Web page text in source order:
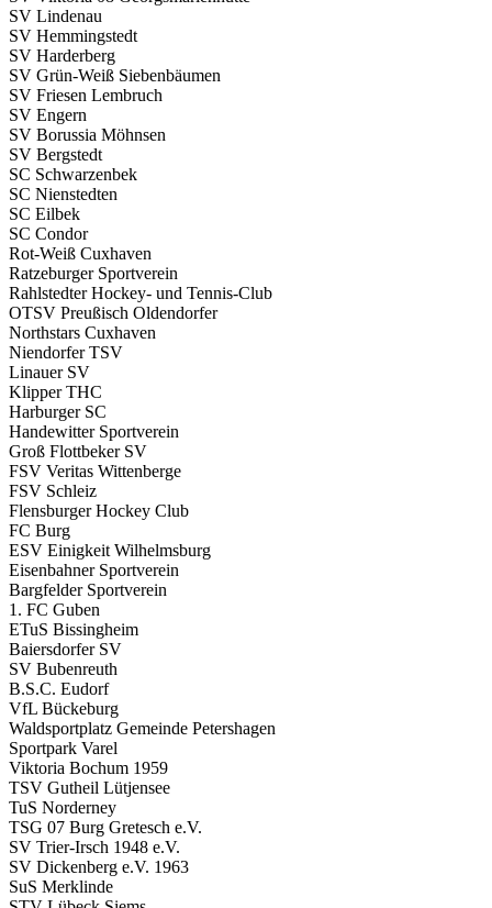
SV Lindenau
SV Hemmingstedt
SV Harderberg
SV Grün-Weiß Sieben­bäumen
SV Friesen Lembruch
SV Engern
SV Borussia Möhnsen
SV Bergstedt
SC Schwarzenbek
SC Nienstedten
SC Eilbek
SC Condor
Rot-Weiß Cuxhaven
Ratze­burger Sportverein
Rahlstedter Hockey- und Tennis-Club
OTSV Preußisch Oldendorfer
Northstars Cuxhaven
Niendorfer TSV
Linauer SV
Klipper THC
Harburger SC
Handewitter Sportverein
Groß Flottbeker SV
FSV Veritas Wittenberge
FSV Schleiz
Flensburger Hockey Club
FC Burg
ESV Einigkeit Wilhelmsburg
Eisenbahner Sportverein
Bargfelder Sportverein
1. FC Guben
ETuS Bissingheim
Baiersdorfer SV
SV Bubenreuth
B.S.C. Eudorf
VfL Bückeburg
Waldsportplatz Gemeinde Petershagen
Sportpark Varel
Viktoria Bochum 1959
TSV Gutheil Lütjensee
TuS Norderney
TSG 07 Burg Gretesch e.V.
SV Trier-Irsch 1948 e.V.
SV Dickenberg e.V. 1963
SuS Merklinde